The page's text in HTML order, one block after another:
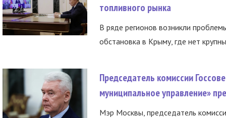
топливного рынка
В ряде регионов возникли
обстановка в Крыму, где нет
Председатель комиссии
муниципальное управление»
Мэр Москвы, председатель